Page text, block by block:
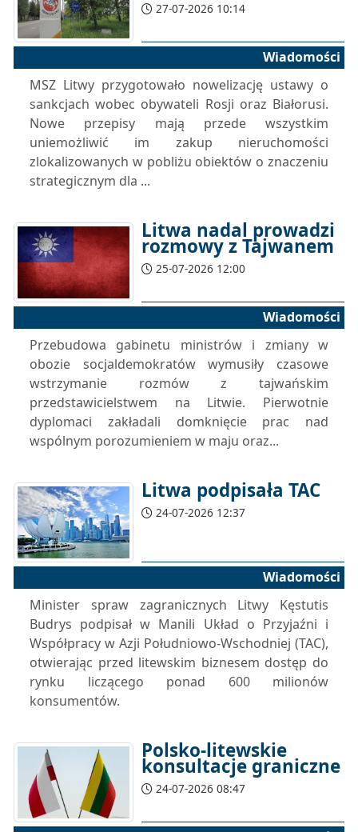
27-07-2026 10:14
Wiadomości
MSZ Litwy przygotowało nowelizację ustawy o
sankcjach wobec obywateli Rosji oraz Białorusi.
Nowe przepisy mają przede wszystkim
uniemożliwić im zakup nieruchomości
zlokalizowanych w pobliżu obiektów o znaczeniu
strategicznym dla ...
Litwa nadal prowadzi
rozmowy z Tajwanem
25-07-2026 12:00
Wiadomości
Przebudowa gabinetu ministrów i zmiany w
obozie socjaldemokratów wymusiły czasowe
wstrzymanie rozmów z tajwańskim
przedstawicielstwem na Litwie. Pierwotnie
dyplomaci zakładali domknięcie prac nad
wspólnym porozumieniem w maju oraz...
Litwa podpisała TAC
24-07-2026 12:37
Wiadomości
Minister spraw zagranicznych Litwy Kęstutis
Budrys podpisał w Manili Układ o Przyjaźni i
Współpracy w Azji Południowo-Wschodniej (TAC),
otwierając przed litewskim biznesem dostęp do
rynku liczącego ponad 600 milionów
konsumentów.
Polsko-litewskie
konsultacje graniczne
24-07-2026 08:47